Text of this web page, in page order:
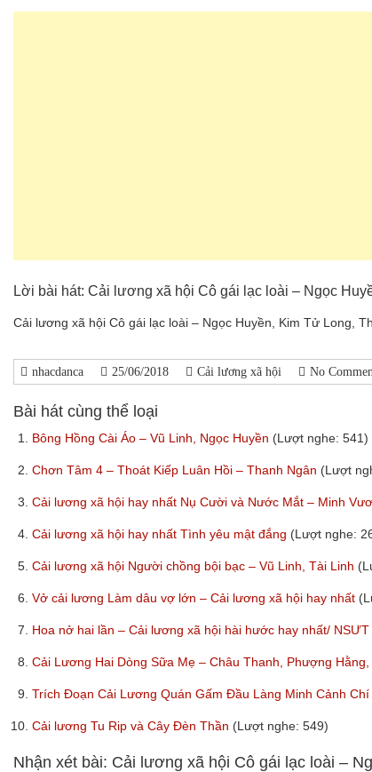
Lời bài hát: Cải lương xã hội Cô gái lạc loài – Ngọc
Cải lương xã hội Cô gái lạc loài – Ngọc Huyền, Kim Tử Long,
nhacdanca 25/06/2018 Cải lương xã hội No
Bài hát cùng thể loại
1. Bông Hồng Cài Áo – Vũ Linh, Ngọc Huyền (Lượt nghe: 541)
2. Chơn Tâm 4 – Thoát Kiếp Luân Hồi – Thanh Ngân (Lượt
3. Cải lương xã hội hay nhất Nụ Cười và Nước Mắt – Minh
4. Cải lương xã hội hay nhất Tình yêu mật đắng (Lượt nghe:
5. Cải lương xã hội Người chồng bội bạc – Vũ Linh, Tài Linh
6. Vở cải lương Làm dâu vợ lớn – Cải lương xã hội hay nhất
7. Hoa nở hai lần – Cải lương xã hội hài hước hay nhất/
8. Cải Lương Hai Dòng Sữa Mẹ – Châu Thanh, Phượng
9. Trích Đoạn Cải Lương Quán Gấm Đầu Làng Minh Cảnh Chí
10. Cải lương Tu Rip và Cây Đèn Thần (Lượt nghe: 549)
Nhận xét bài: Cải lương xã hội Cô gái lạc loài –